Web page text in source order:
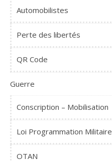
Automobilistes
Perte des libertés
QR Code
Guerre
Conscription – Mobilisation
Loi Programmation Militaire
OTAN